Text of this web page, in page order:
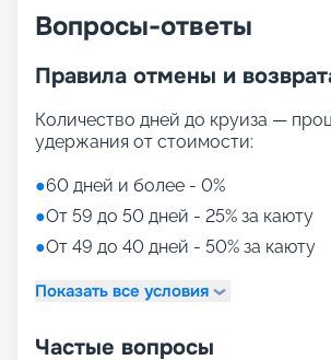
Вопросы-ответы
Правила отмены и
Количество дней до круиза —
удержания от стоимости:
●60 дней и более - 0%
●От 59 до 50 дней - 25% за каюту
●От 49 до 40 дней - 50% за каюту
Показать все условия
Частые вопросы